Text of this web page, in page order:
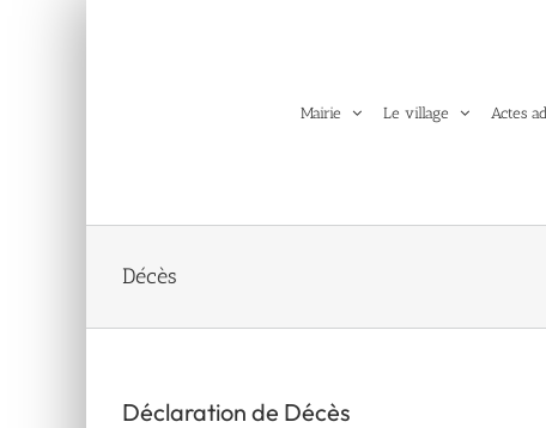
Mairie Le village Actes
Décès
Déclaration de Décès